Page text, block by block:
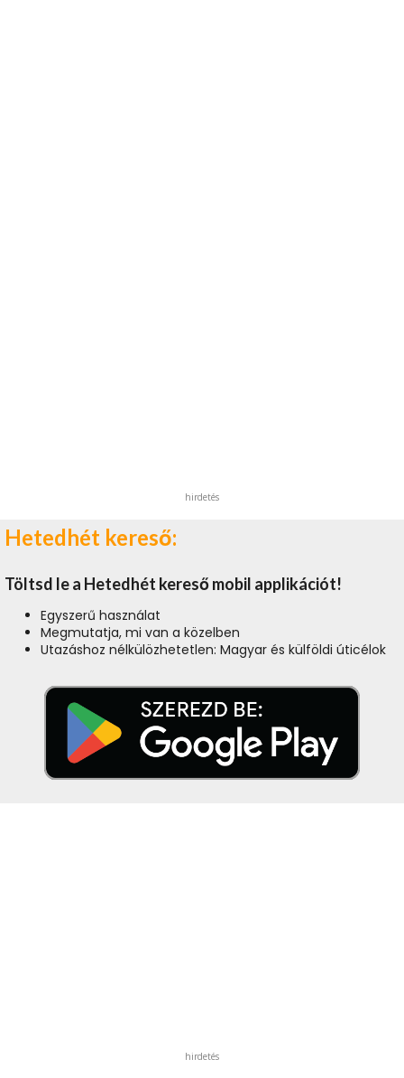
hirdetés
Hetedhét kereső:
Töltsd le a Hetedhét kereső mobil applikációt!
Egyszerű használat
Megmutatja, mi van a közelben
Utazáshoz nélkülözhetetlen: Magyar és külföldi úticélok
hirdetés